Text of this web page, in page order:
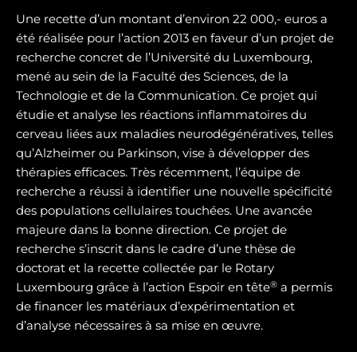
Une recette d’un montant d’environ 22 000,- euros a
été réalisée pour l’action 2013 en faveur d’un projet de
recherche concret de l’Université du Luxembourg,
mené au sein de la Faculté des Sciences, de la
Technologie et de la Communication. Ce projet qui
étudie et analyse les réactions inflammatoires du
cerveau liées aux maladies neurodégénératives, telles
qu’Alzheimer ou Parkinson, vise à développer des
thérapies efficaces. Très récemment, l’équipe de
recherche a réussi à identifier une nouvelle spécificité
des populations cellulaires touchées. Une avancée
majeure dans la bonne direction. Ce projet de
recherche s’inscrit dans le cadre d’une thèse de
doctorat et la recette collectée par le Rotary
Luxembourg grâce à l’action Espoir en tête® a permis
de financer les matériaux d’expérimentation et
d’analyse nécessaires à sa mise en œuvre.